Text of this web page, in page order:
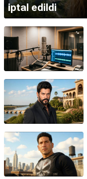
iptal edildi